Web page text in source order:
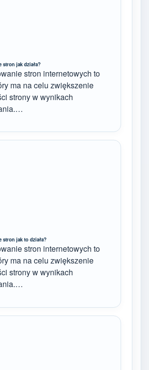
stron jak działa?
stron internetowych to
ma na celu zwiększenie
strony w wynikach
stron jak to działa?
stron internetowych to
ma na celu zwiększenie
strony w wynikach